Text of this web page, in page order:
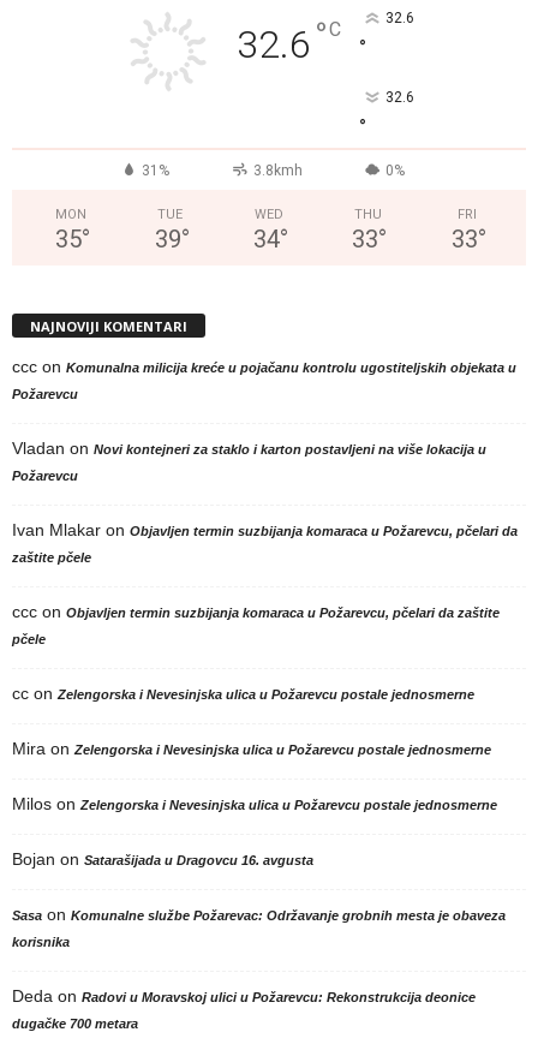
32.6 °C 32.6
°
32.6
°
31% 3.8kmh 0%
MON
35°
TUE
39°
WED
34°
THU
33°
FRI
33°
NAJNOVIJI KOMENTARI
ccc on Komunalna milicija kreće u pojačanu kontrolu ugostiteljskih objekata u
Požarevcu
Vladan on Novi kontejneri za staklo i karton postavljeni na više lokacija u
Požarevcu
Ivan Mlakar on Objavljen termin suzbijanja komaraca u Požarevcu, pčelari da
zaštite pčele
ccc on Objavljen termin suzbijanja komaraca u Požarevcu, pčelari da zaštite
pčele
cc on Zelengorska i Nevesinjska ulica u Požarevcu postale jednosmerne
Mira on Zelengorska i Nevesinjska ulica u Požarevcu postale jednosmerne
Milos on Zelengorska i Nevesinjska ulica u Požarevcu postale jednosmerne
Bojan on Satarašijada u Dragovcu 16. avgusta
Sasa on Komunalne službe Požarevac: Održavanje grobnih mesta je obaveza
korisnika
Deda on Radovi u Moravskoj ulici u Požarevcu: Rekonstrukcija deonice
dugačke 700 metara